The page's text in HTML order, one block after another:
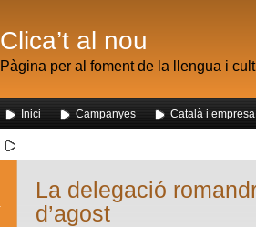
Clica’t al nou
Pàgina per al foment de la llengua i
Inici Campanyes Català i empresa
La delegació
d’agost